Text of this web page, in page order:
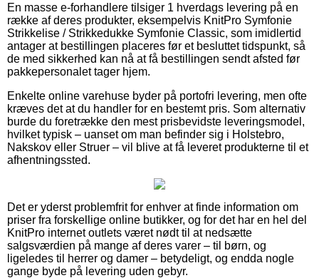
En masse e-forhandlere tilsiger 1 hverdags levering på en
række af deres produkter, eksempelvis KnitPro Symfonie
Strikkelise / Strikkedukke Symfonie Classic, som imidlertid
antager at bestillingen placeres før et besluttet tidspunkt, så
de med sikkerhed kan nå at få bestillingen sendt afsted før
pakkepersonalet tager hjem.
Enkelte online varehuse byder på portofri levering, men ofte
kræves det at du handler for en bestemt pris. Som alternativ
burde du foretrække den mest prisbevidste leveringsmodel,
hvilket typisk – uanset om man befinder sig i Holstebro,
Nakskov eller Struer – vil blive at få leveret produkterne til et
afhentningssted.
Det er yderst problemfrit for enhver at finde information om
priser fra forskellige online butikker, og for det har en hel del
KnitPro internet outlets været nødt til at nedsætte
salgsværdien på mange af deres varer – til børn, og
ligeledes til herrer og damer – betydeligt, og endda nogle
gange byde på levering uden gebyr.